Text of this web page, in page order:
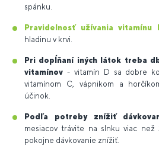
spánku.
Pravidelnosť užívania vitamínu
hladinu v krvi.
Pri dopĺňaní iných látok treba
vitamínov - vitamín D sa dobre
vitamínom C, vápnikom a
účinok.
Podľa potreby znížiť
mesiacov trávite na slnku viac
pokojne dávkovanie znížiť.